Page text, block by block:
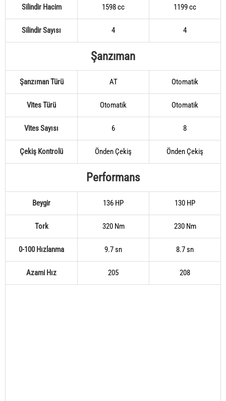
Silindir Hacim 1598 cc 1199 cc
Silindir Sayısı 4 4
Şanzıman
Şanzıman Türü AT Otomatik
Vites Türü Otomatik Otomatik
Vites Sayısı 6 8
Çekiş Kontrolü Önden Çekiş Önden Çekiş
Performans
Beygir 136 HP 130 HP
Tork 320 Nm 230 Nm
0-100 Hızlanma 9.7 sn 8.7 sn
Azami Hız 205 208